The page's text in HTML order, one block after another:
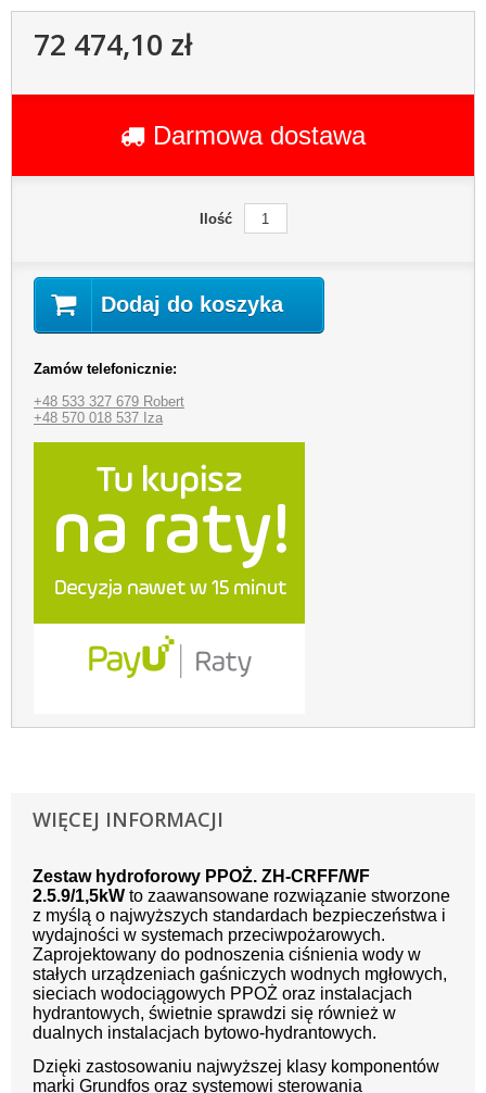
72 474,10 zł
Darmowa dostawa
Ilość
Dodaj do koszyka
Zamów telefonicznie:
+48 533 327 679 Robert
+48 570 018 537 Iza
WIĘCEJ INFORMACJI
Zestaw hydroforowy PPOŻ. ZH-CRFF/WF
2.5.9/1,5kW to zaawansowane rozwiązanie stworzone
z myślą o najwyższych standardach bezpieczeństwa i
wydajności w systemach przeciwpożarowych.
Zaprojektowany do podnoszenia ciśnienia wody w
stałych urządzeniach gaśniczych wodnych mgłowych,
sieciach wodociągowych PPOŻ oraz instalacjach
hydrantowych, świetnie sprawdzi się również w
dualnych instalacjach bytowo-hydrantowych.
Dzięki zastosowaniu najwyższej klasy komponentów
marki Grundfos oraz systemowi sterowania